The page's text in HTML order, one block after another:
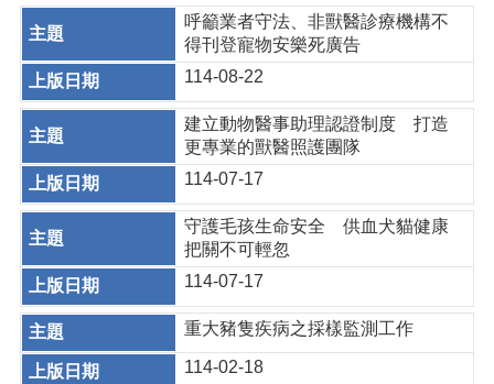
呼籲業者守法、非獸醫診療機構不
得刊登寵物安樂死廣告
114-08-22
建立動物醫事助理認證制度 打造
更專業的獸醫照護團隊
114-07-17
守護毛孩生命安全 供血犬貓健康
把關不可輕忽
114-07-17
重大豬隻疾病之採樣監測工作
114-02-18